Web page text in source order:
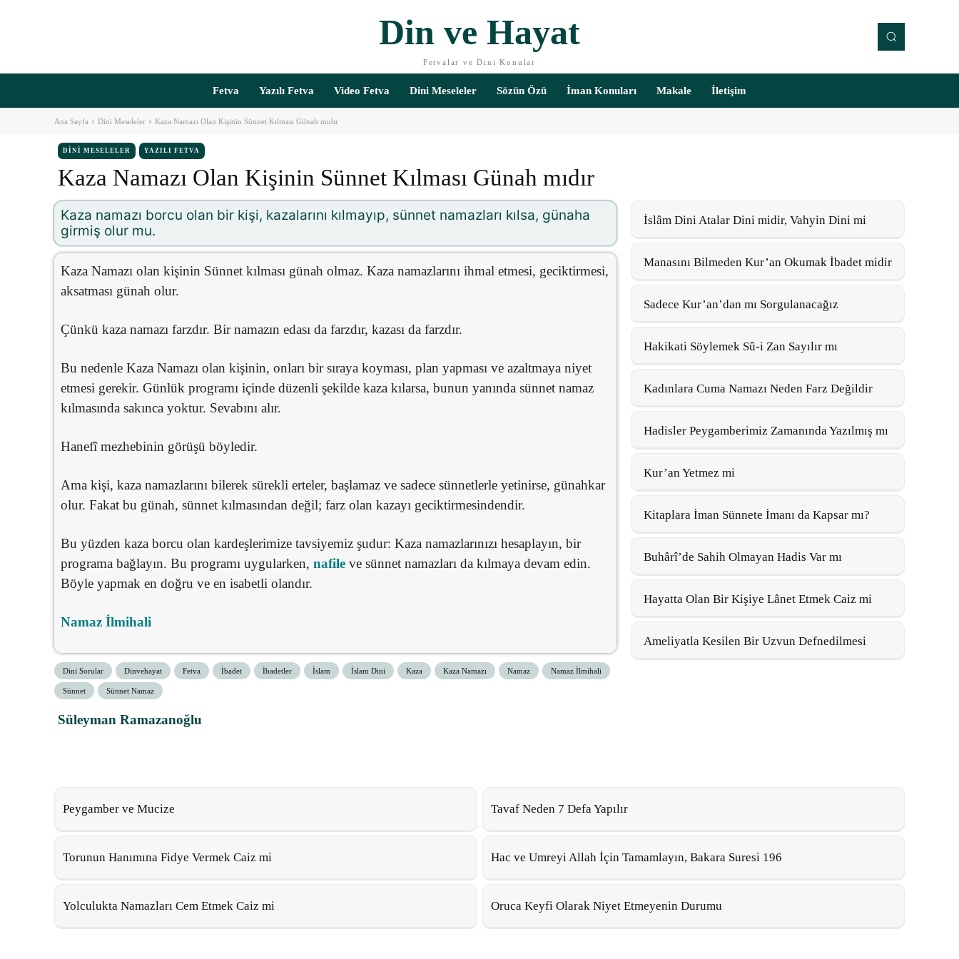
Din ve Hayat
Fetvalar ve Dini Konular
Fetva Yazılı Fetva Video Fetva Dini Meseleler Sözün Özü İman Konuları Makale İletişim
Ana Sayfa Dini Meseleler Kaza Namazı Olan Kişinin Sünnet Kılması Günah mıdır
DINI MESELELER YAZILI FETVA
Kaza Namazı Olan Kişinin Sünnet Kılması Günah mıdır
Kaza namazı borcu olan bir kişi, kazalarını kılmayıp, sünnet namazları kılsa, günaha
girmiş olur mu.
Kaza Namazı olan kişinin Sünnet kılması günah olmaz. Kaza namazlarını ihmal etmesi, geciktirmesi,
aksatması günah olur.
Çünkü kaza namazı farzdır. Bir namazın edası da farzdır, kazası da farzdır.
Bu nedenle Kaza Namazı olan kişinin, onları bir sıraya koyması, plan yapması ve azaltmaya niyet
etmesi gerekir. Günlük programı içinde düzenli şekilde kaza kılarsa, bunun yanında sünnet namaz
kılmasında sakınca yoktur. Sevabını alır.
Hanefî mezhebinin görüşü böyledir.
Ama kişi, kaza namazlarını bilerek sürekli erteler, başlamaz ve sadece sünnetlerle yetinirse, günahkar
olur. Fakat bu günah, sünnet kılmasından değil; farz olan kazayı geciktirmesindendir.
Bu yüzden kaza borcu olan kardeşlerimize tavsiyemiz şudur: Kaza namazlarınızı hesaplayın, bir
programa bağlayın. Bu programı uygularken, nafile ve sünnet namazları da kılmaya devam edin.
Böyle yapmak en doğru ve en isabetli olandır.
Namaz İlmihali
Dini Sorular Dinvehayat Fetva İbadet İbadetler İslam İslam Dini Kaza Kaza Namazı Namaz Namaz İlmihali
Sünnet Sünnet Namaz
Süleyman Ramazanoğlu
İslâm Dini Atalar Dini midir, Vahyin Dini mi
Manasını Bilmeden Kur’an Okumak İbadet midir
Sadece Kur’an’dan mı Sorgulanacağız
Hakikati Söylemek Sû-i Zan Sayılır mı
Kadınlara Cuma Namazı Neden Farz Değildir
Hadisler Peygamberimiz Zamanında Yazılmış mı
Kur’an Yetmez mi
Kitaplara İman Sünnete İmanı da Kapsar mı?
Buhârî’de Sahih Olmayan Hadis Var mı
Hayatta Olan Bir Kişiye Lânet Etmek Caiz mi
Ameliyatla Kesilen Bir Uzvun Defnedilmesi
Peygamber ve Mucize Tavaf Neden 7 Defa Yapılır
Torunun Hanımına Fidye Vermek Caiz mi Hac ve Umreyi Allah İçin Tamamlayın, Bakara Suresi 196
Yolculukta Namazları Cem Etmek Caiz mi Oruca Keyfi Olarak Niyet Etmeyenin Durumu